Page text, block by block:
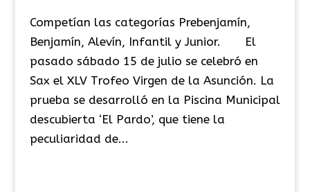
Competían las categorías Prebenjamín,
Benjamín, Alevín, Infantil y Junior. El
pasado sábado 15 de julio se celebró en
Sax el XLV Trofeo Virgen de la Asunción. La
prueba se desarrolló en la Piscina Municipal
descubierta ‘El Pardo’, que tiene la
peculiaridad de...